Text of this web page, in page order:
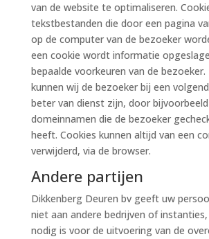
van de website te optimaliseren.
tekstbestanden die door een pagina
op de computer van de bezoeker
een cookie wordt informatie
bepaalde voorkeuren van de
kunnen wij de bezoeker bij een
beter van dienst zijn, door
domeinnamen die de bezoeker
heeft. Cookies kunnen altijd van een
verwijderd, via de browser.
Andere partijen
Dikkenberg Deuren bv geeft uw
niet aan andere bedrijven of
nodig is voor de uitvoering van de